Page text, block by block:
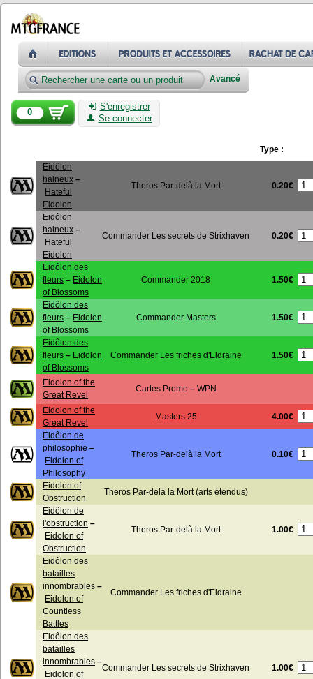
Avancé
0
S'enregistrer
Se connecter
Type :
Eidôlon
haineux –
Hateful
Eidolon
Theros Par-delà la Mort 0.20€
Eidôlon
haineux –
Hateful
Eidolon
Commander Les secrets de Strixhaven 0.20€
Eidôlon des
fleurs – Eidolon
of Blossoms
Commander 2018 1.50€
Eidôlon des
fleurs – Eidolon
of Blossoms
Commander Masters 1.50€
Eidôlon des
fleurs – Eidolon
of Blossoms
Commander Les friches d'Eldraine 1.50€
Eidolon of the
Great Revel
Cartes Promo– WPN
Eidolon of the
Great Revel
Masters 25 4.00€
Eidôlon de
philosophie –
Eidolon of
Philosophy
Theros Par-delà la Mort 0.10€
Eidolon of
Obstruction
Theros Par-delà la Mort (arts étendus)
Eidôlon de
l'obstruction –
Eidolon of
Obstruction
Theros Par-delà la Mort 1.00€
Eidôlon des
batailles
innombrables –
Eidolon of
Countless
Battles
Commander Les friches d'Eldraine
Eidôlon des
batailles
innombrables –
Eidolon of
Commander Les secrets de Strixhaven 1.00€